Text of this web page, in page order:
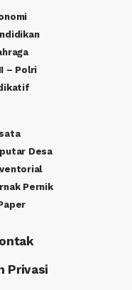
– Polri
Desa
Pernik
Privasi